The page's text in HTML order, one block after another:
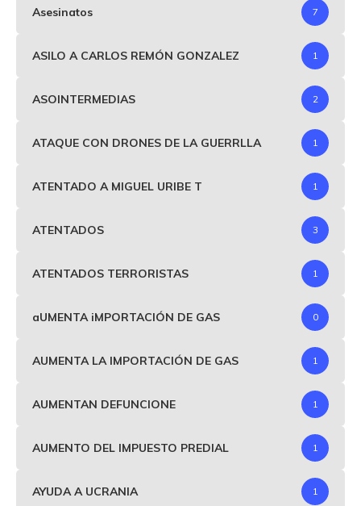
Asesinatos 7
ASILO A CARLOS REMÓN GONZALEZ 1
ASOINTERMEDIAS 2
ATAQUE CON DRONES DE LA GUERRLLA 1
ATENTADO A MIGUEL URIBE T 1
ATENTADOS 3
ATENTADOS TERRORISTAS 1
aUMENTA iMPORTACIÓN DE GAS 0
AUMENTA LA IMPORTACIÓN DE GAS 1
AUMENTAN DEFUNCIONE 1
AUMENTO DEL IMPUESTO PREDIAL 1
AYUDA A UCRANIA 1